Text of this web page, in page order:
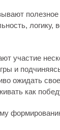
полезное
логику,
участие
и
ожидать
как